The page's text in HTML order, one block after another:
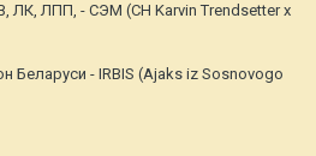
ЛК, ЛПП, - СЭМ (CH Karvin Trendsetter x
Беларуси - IRBIS (Ajaks iz Sosnovogo